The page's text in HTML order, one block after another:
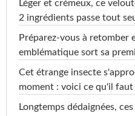
Léger et crémeux, ce
2 ingrédients passe tout
Préparez-vous à retomber
emblématique sort sa
Cet étrange insecte
moment : voici ce qu'il faut
Longtemps dédaignées,